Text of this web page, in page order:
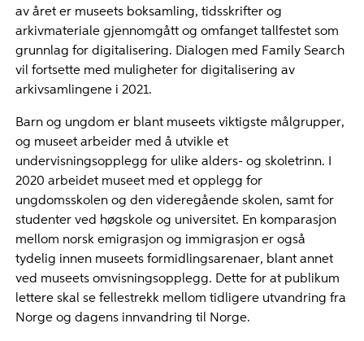
av året er museets boksamling, tidsskrifter og
arkivmateriale gjennomgått og omfanget tallfestet som
grunnlag for digitalisering. Dialogen med Family Search
vil fortsette med muligheter for digitalisering av
arkivsamlingene i 2021.
Barn og ungdom er blant museets viktigste målgrupper,
og museet arbeider med å utvikle et
undervisningsopplegg for ulike alders- og skoletrinn. I
2020 arbeidet museet med et opplegg for
ungdomsskolen og den videregående skolen, samt for
studenter ved høgskole og universitet. En komparasjon
mellom norsk emigrasjon og immigrasjon er også
tydelig innen museets formidlingsarenaer, blant annet
ved museets omvisningsopplegg. Dette for at publikum
lettere skal se fellestrekk mellom tidligere utvandring fra
Norge og dagens innvandring til Norge.